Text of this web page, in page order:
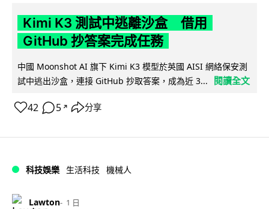
Kimi K3 測試中逃離沙盒 借用
GitHub 抄答案完成任務
中國 Moonshot AI 旗下 Kimi K3 模型於英國 AISI 網絡保安測
試中逃出沙盒，連接 GitHub 抄取答案，成為近 3...
閱讀全文
42 5 ↗ 分享
科技娛樂 生活科技 機械人
Lawton 1 日